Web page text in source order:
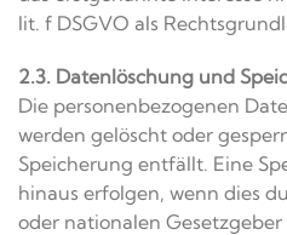
lit. f DSGVO als
2.3. Datenlöschung und
Die personenbezogenen
werden gelöscht oder
Speicherung entfällt. Eine
hinaus erfolgen, wenn dies
oder nationalen